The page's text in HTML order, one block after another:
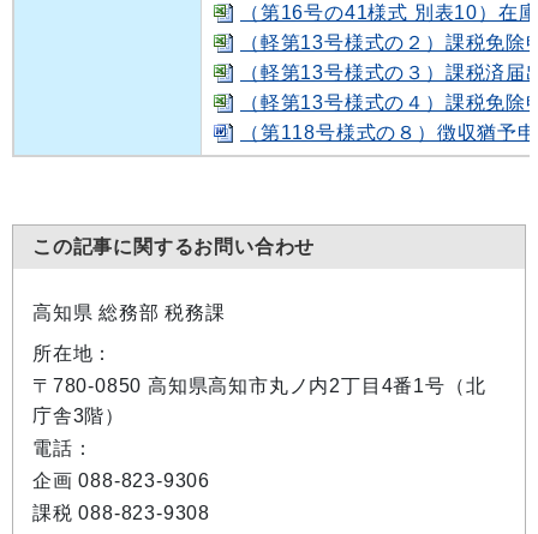
（第16号の41様式 別表10）在
（軽第13号様式の２）課税免
（軽第13号様式の３）課税済
（軽第13号様式の４）課税免
（第118号様式の８）徴収猶予
この記事に関するお問い合わせ
高知県 総務部 税務課
所在地：
〒780-0850 高知県高知市丸ノ内2丁目4番1号（北
庁舎3階）
電話：
企画 088-823-9306
課税 088-823-9308